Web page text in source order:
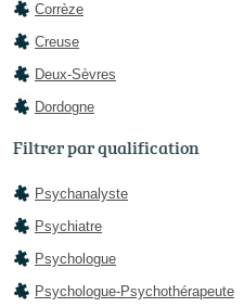
Corrèze
Creuse
Deux-Sèvres
Dordogne
Filtrer par qualification
Psychanalyste
Psychiatre
Psychologue
Psychologue-Psychothérapeute